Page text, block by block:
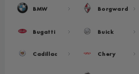
BMW Borgward
Bugatti Buick
Cadillac Chery